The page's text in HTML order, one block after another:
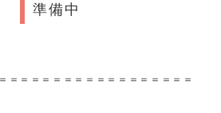
準備中
＝＝＝＝＝＝＝＝＝＝＝＝＝＝＝＝＝